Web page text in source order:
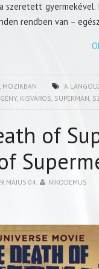
szeretett
rendben van –
MOZIKBAN A
, KISVÁROS, SUPERMAN,
of
MÁJUS 04. NIKODEMUS